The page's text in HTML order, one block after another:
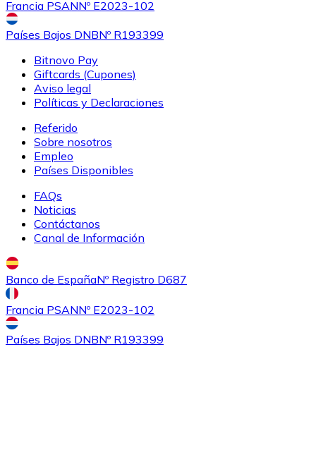
ComprarTezoscon transferencia bancaria
XTZ
SUSHI
Francia PSANNº E2023-102
Países Bajos DNBNº R193399
Bitnovo Pay
Giftcards (Cupones)
Aviso legal
Políticas y Declaraciones
Referido
Sobre nosotros
Empleo
Países Disponibles
FAQs
Noticias
Contáctanos
Canal de Información
Banco de EspañaNº Registro D687
Francia PSANNº E2023-102
Países Bajos DNBNº R193399